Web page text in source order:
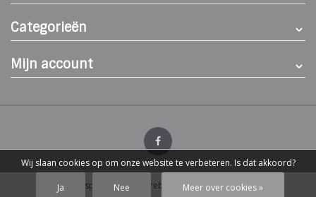
Categorieën
Mijn account
© Dierenspeciaalzaak Hereba - Theme byWebdinge.nl
Wij slaan cookies op om onze website te verbeteren. Is dat akkoord?
Ja Nee Meer over cookies »